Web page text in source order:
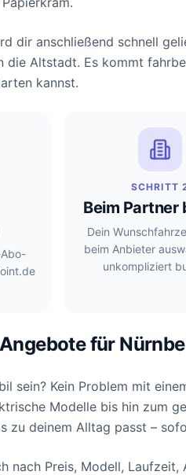
dir anschließend schnell
die Altstadt. Es kommt
kannst.
SCHRITT
Beim Partner
Dein
beim Anbieter
unkompliziert
für
sein? Kein Problem mit
Modelle bis hin zum
zu deinem Alltag passt –
nach Preis, Modell,